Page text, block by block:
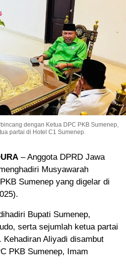
dengan Ketua DPC PKB Sumenep,
partai di Hotel C1 Sumenep.
– Anggota DPRD Jawa
Musyawarah
Sumenep yang digelar di
Bupati Sumenep,
serta sejumlah ketua partai
Aliyadi disambut
PKB Sumenep, Imam